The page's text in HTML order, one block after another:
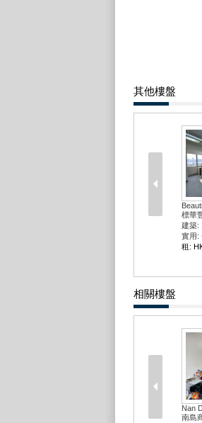
其他樓盤
標華
建築:
實用:
租:
相關樓盤
Nan
南島